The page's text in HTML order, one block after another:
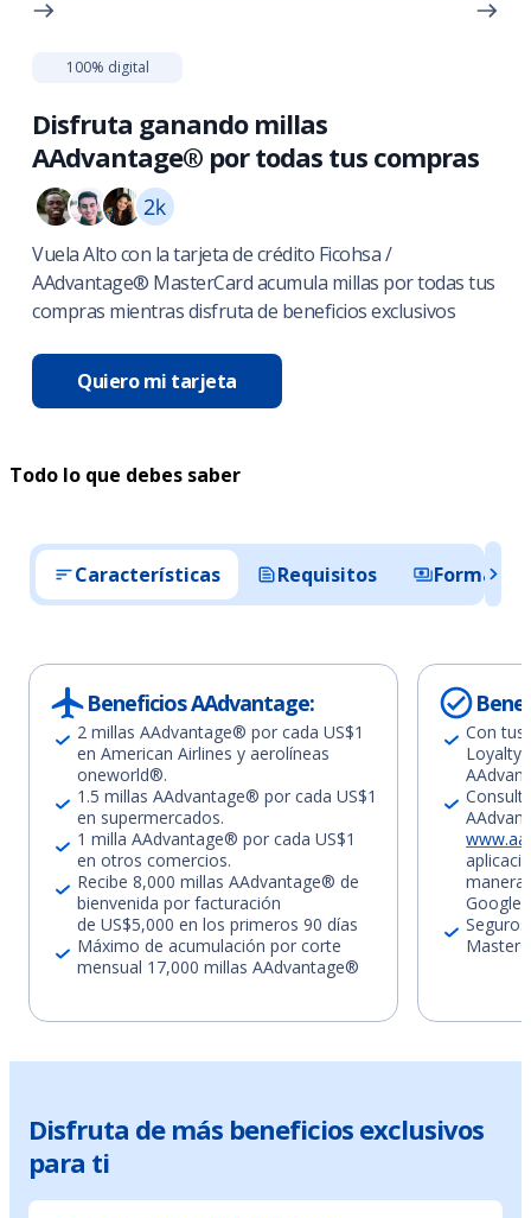
100% digital
Disfruta ganando millas
AAdvantage® por todas tus compras
Vuela Alto con la tarjeta de crédito Ficohsa /
AAdvantage® MasterCard acumula millas por todas tus
compras mientras disfruta de beneficios exclusivos
Quiero mi tarjeta
Todo lo que debes saber
Características Requisitos Formas
Beneficios AAdvantage:
2 millas AAdvantage® por cada US$1
en American Airlines y aerolíneas
oneworld®.
1.5 millas AAdvantage® por cada US$1
en supermercados.
1 milla AAdvantage® por cada US$1
en otros comercios.
Recibe 8,000 millas AAdvantage® de
bienvenida por facturación
de US$5,000 en los primeros 90 días
Máximo de acumulación por corte
mensual 17,000 millas AAdvantage®
Con tus
Loyalty
manera
Google
Disfruta de más beneficios exclusivos
para ti